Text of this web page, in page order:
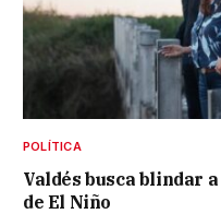
POLÍTICA
Valdés busca blindar
de El Niño